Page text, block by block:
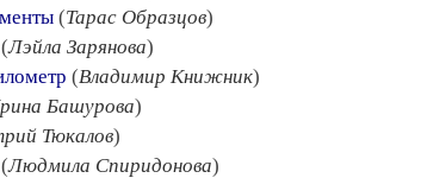
(Тарас Образцов)
(Лэйла Зарянова)
(Владимир Книжник)
Башурова)
Тюкалов)
(Людмила Спиридонова)